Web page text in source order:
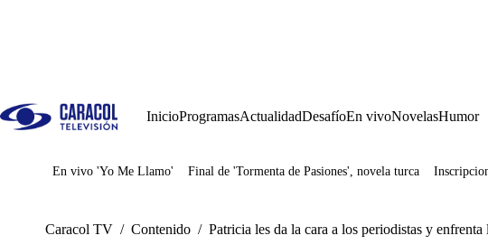
InicioProgramasActualidadDesafíoEn vivoNovelasHumor
Juegos
En vivo 'Yo Me Llamo' Final de 'Tormenta de Pasiones', novela turca
Caracol TV / Contenido / Patricia les da la cara a los periodistas y